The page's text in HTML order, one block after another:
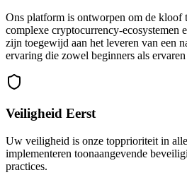
Ons platform is ontworpen om de kloof
complexe cryptocurrency-ecosystemen
zijn toegewijd aan het leveren van een
ervaring die zowel beginners als
Veiligheid Eerst
Uw veiligheid is onze topprioriteit in
implementeren toonaangevende
practices.